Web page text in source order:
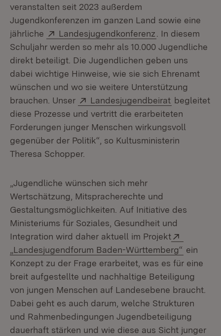
veranstalten seit 2023 außerdem
Jugendkonferenzen im ganzen Land sowie eine
jährliche
Extern:
Landesjugendkonferenz (Öffnet in
. In diesem
Schuljahr werden so mehr als 10.000 Jugendliche
direkt beteiligt. Die Jugendlichen geben uns
dabei wichtige Hinweise, wie sie sich Ehrenamt
wünschen und wo sie weitere Unterstützung
brauchen. Unser
Extern:
Landesjugendbeirat (Öffnet in
begleitet
diese Prozesse und vertritt die erarbeiteten
Forderungen junger Menschen wirkungsvoll
gegenüber der Politik“, so Kultusministerin
Theresa Schopper.
„Jugendliche wünschen sich mehr
Wertschätzung, Mitspracherechte und
Gestaltungsmöglichkeiten. Auf Initiative des
Ministeriums für Soziales, Gesundheit und
Integration wird daher aktuell im Projekt
„Landesjugendforum Baden-Württemberg“ (Öffnet
ein
Konzept zu der Frage erarbeitet, was es für eine
breit aufgestellte und nachhaltige Beteiligung
von jungen Menschen auf Landesebene braucht.
Dabei geht es auch darum, welche Strukturen
und Rahmenbedingungen Jugendbeteiligung
dauerhaft stärken und wie diese aus Sicht junger